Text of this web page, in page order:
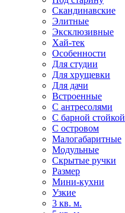
Скандинавские
Элитные
Эксклюзивные
Хай-тек
Особенности
Для студии
Для хрущевки
Для дачи
Встроенные
С антресолями
С барной стойкой
С островом
Малогабаритные
Модульные
Скрытые ручки
Размер
Мини-кухни
Узкие
3 кв. м.